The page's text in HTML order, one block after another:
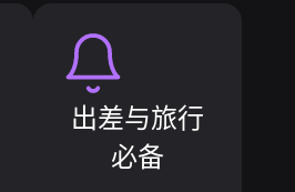
出差与旅行
必备